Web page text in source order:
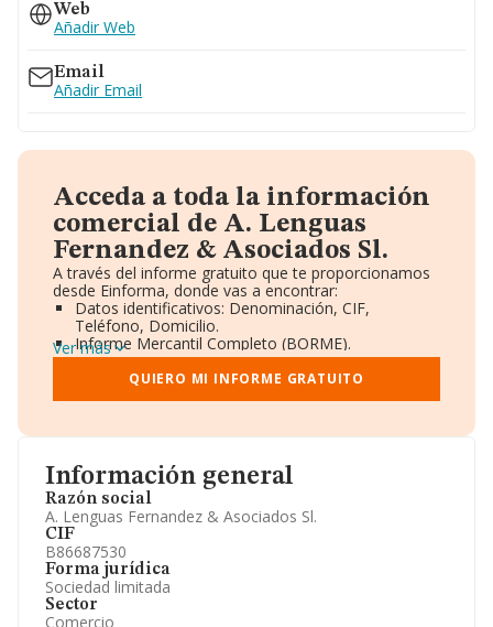
Información general
Razón social
A. Lenguas Fernandez & Asociados Sl.
CIF
B86687530
Forma jurídica
Sociedad limitada
Sector
Comercio
Web
Añadir Web
Email
Añadir Email
Acceda a toda la información
comercial de A. Lenguas
Fernandez & Asociados Sl.
A través del informe gratuito que te proporcionamos
desde Einforma, donde vas a encontrar:
Datos identificativos: Denominación, CIF,
Teléfono, Domicilio.
Informe Mercantil Completo (BORME).
Gráficos de Evolución Ventas y Empleados.
Consejo de Administración y Administradores.
Directivos y Ejecutivos.
Información oficial y registral complementaria.
Ver más
QUIERO MI INFORME GRATUITO